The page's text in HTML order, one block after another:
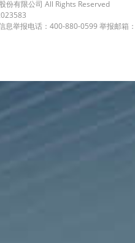
份有限公司 All Rights Reserved
息举报电话：400-880-0599 举报邮箱